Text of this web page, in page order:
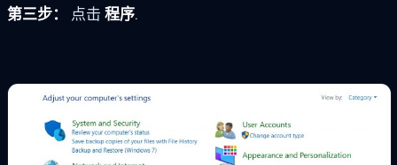
第三步： 点击 程序.